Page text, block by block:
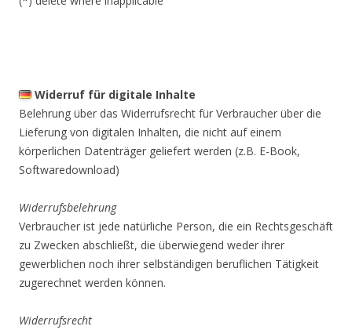
Widerruf für digitale Inhalte
Belehrung über das Widerrufsrecht für Verbraucher über die
Lieferung von digitalen Inhalten, die nicht auf einem
körperlichen Datenträger geliefert werden (z.B. E-Book,
Softwaredownload)
Widerrufsbelehrung
Verbraucher ist jede natürliche Person, die ein Rechtsgeschäft
zu Zwecken abschließt, die überwiegend weder ihrer
gewerblichen noch ihrer selbständigen beruflichen Tätigkeit
zugerechnet werden können.
Widerrufsrecht